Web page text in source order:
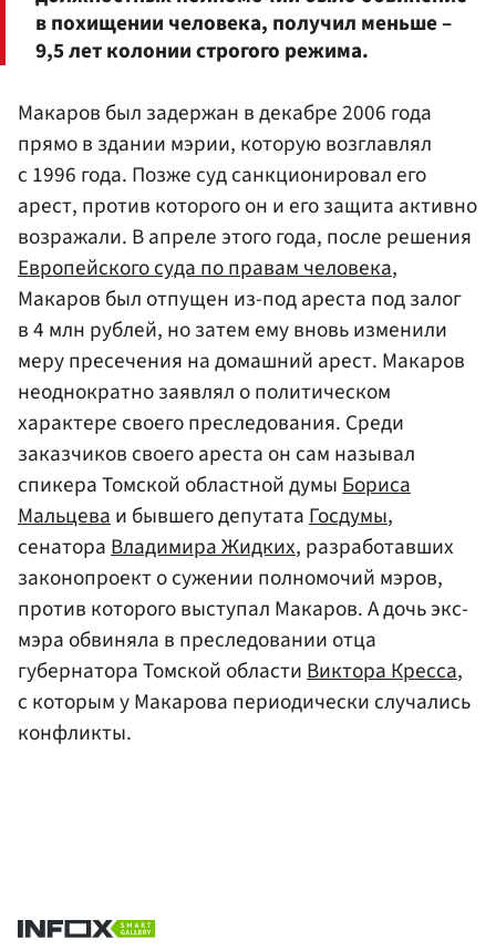
в похищении человека, получил меньше –
9,5 лет колонии строгого режима.
Макаров был задержан в декабре 2006 года
прямо в здании мэрии, которую возглавлял
с 1996 года. Позже суд санкционировал его
арест, против которого он и его защита активно
возражали. В апреле этого года, после решения
Европейского суда по правам человека,
Макаров был отпущен из-под ареста под залог
в 4 млн рублей, но затем ему вновь изменили
меру пресечения на домашний арест. Макаров
неоднократно заявлял о политическом
характере своего преследования. Среди
заказчиков своего ареста он сам называл
спикера Томской областной думыБориса
Мальцеваи бывшего депутатаГосдумы,
сенатораВладимира Жидких, разработавших
законопроект о сужении полномочий мэров,
против которого выступал Макаров. А дочь экс-
мэра обвиняла в преследовании отца
губернатора Томской областиВиктора Кресса,
с которым у Макарова периодически случались
конфликты.